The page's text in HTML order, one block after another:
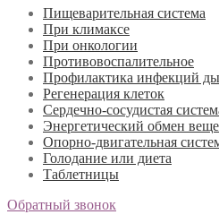
Пищеварительная система
При климаксе
При онкологии
Противовоспалительное
Профилактика инфекций
Регенерация клеток
Сердечно-сосудистая
Энергетический обмен
Опорно-двигательная
Голодание или диета
Таблетницы
Обратный звонок